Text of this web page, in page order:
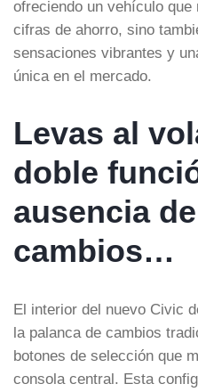
ofreciendo un vehículo
cifras de ahorro, sino
sensaciones vibrantes y
única en el mercado.
Levas al
doble
ausencia
cambios…
El interior del nuevo Civic
la palanca de cambios
botones de selección que
consola central. Esta